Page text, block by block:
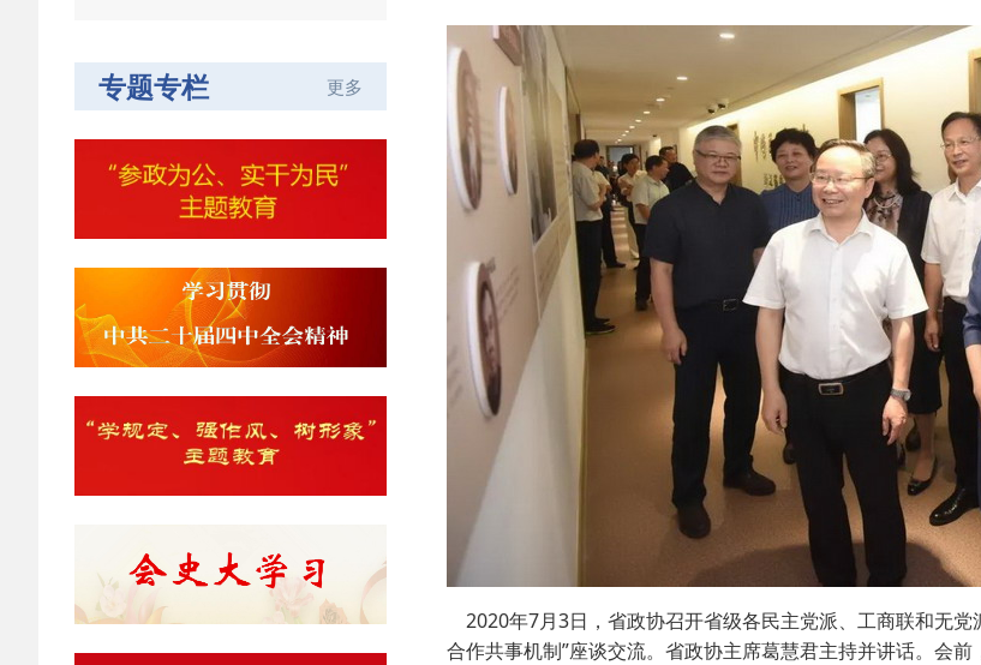
专题专栏 更多
2020年7月3日，省政协召开省级各民主党派、工商联和无
合作共事机制”座谈交流。省政协主席葛慧君主持并讲话。会